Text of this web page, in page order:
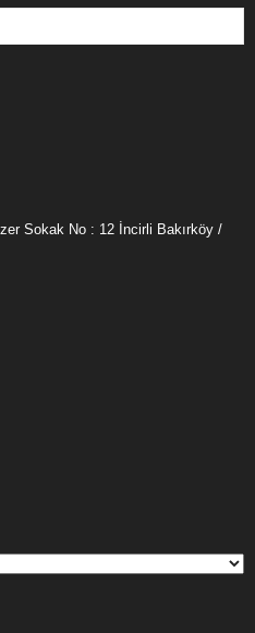
Sokak No : 12 İncirli Bakırköy /